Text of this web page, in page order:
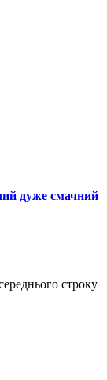
дуже смачний
строку